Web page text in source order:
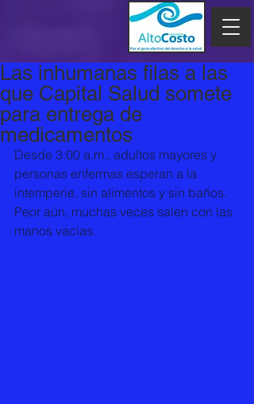
Las inhumanas filas a las
que Capital Salud somete
para entrega de
medicamentos
Desde 3:00 a.m., adultos mayores y
personas enfermas esperan a la
intemperie, sin alimentos y sin baños.
Peor aún, muchas veces salen con las
manos vacías.